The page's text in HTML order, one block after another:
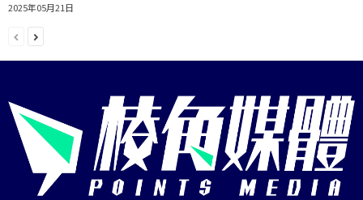
2025年05月21日